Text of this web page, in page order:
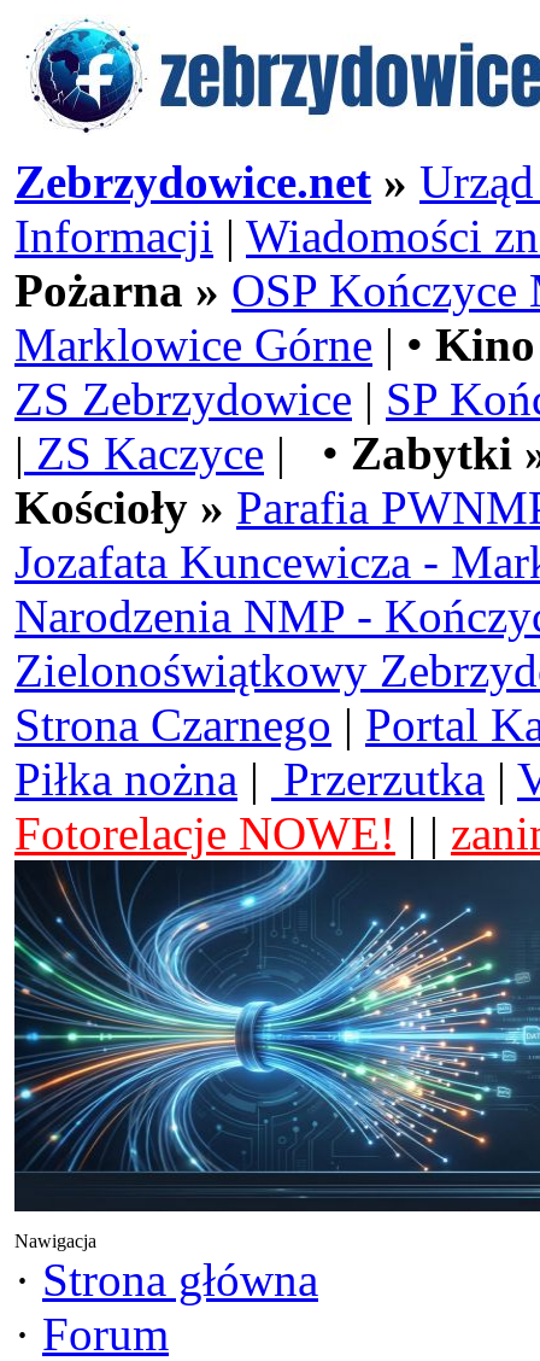
Zebrzydowice.net »
Informacji | Wiadomości
Pożarna » OSP Kończyce
Marklowice Górne | •
ZS Zebrzydowice | SP
| ZS Kaczyce | • Zabytki
Kościoły » Parafia
Jozafata Kuncewicza -
Narodzenia NMP -
Zielonoświątkowy
Strona Czarnego | Portal
Piłka nożna | Przerzutka |
Fotorelacje NOWE! | |
Nawigacja
· Strona główna
· Forum